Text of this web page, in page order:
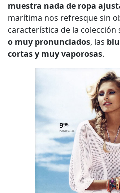
muestra nada de ropa
marítima nos refresque sin
característica de la colección
o muy pronunciados, las
cortas y muy vaporosas.